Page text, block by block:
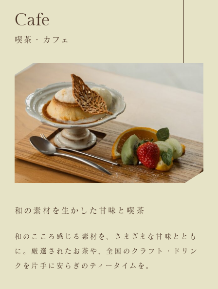
Cafe
喫茶・カフェ
和の素材を生かした甘味と喫茶
和のこころ感じる素材を、さまざまな甘味ととも
に。厳選されたお茶や、全国のクラフト・ドリン
クを片手に安らぎのティータイムを。